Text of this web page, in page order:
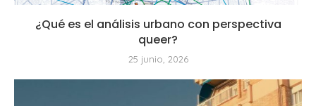
¿Qué es el análisis urbano con perspectiva
queer?
25 junio, 2026